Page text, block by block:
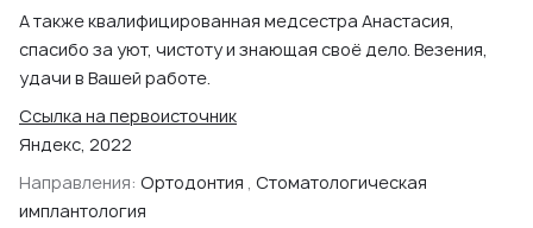
А также квалифицированная медсестра Анастасия,
спасибо за уют, чистоту и знающая своё дело. Везения,
удачи в Вашей работе.
Ссылка на первоисточник
Яндекс, 2022
Направления: Ортодонтия , Стоматологическая
имплантология